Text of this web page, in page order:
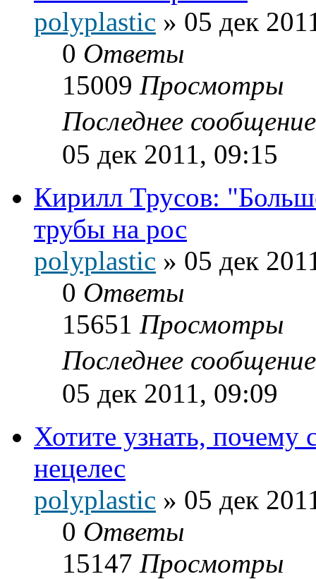
polyplastic » 05 дек
0 Ответы
15009 Просмотры
Последнее
05 дек 2011, 09:15
Кирилл Трусов:
трубы на рос
polyplastic » 05 дек
0 Ответы
15651 Просмотры
Последнее
05 дек 2011, 09:09
Хотите узнать, почему
нецелес
polyplastic » 05 дек
0 Ответы
15147 Просмотры